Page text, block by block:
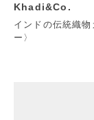
Khadi&Co.
インドの伝統織
ー〉